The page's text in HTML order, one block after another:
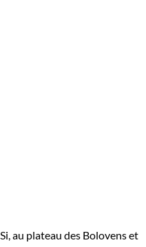
au plateau des Bolovens et